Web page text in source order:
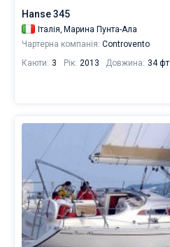
Hanse 345
Італія, Марина Пунта-Ала
Чартерна компанія: Controvento
Каюти: 3 Рік: 2013 Довжина: 34 фт